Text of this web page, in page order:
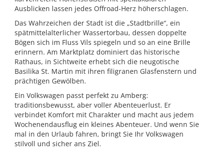
Ausblicken lassen jedes Offroad-Herz höherschlagen.
Das Wahrzeichen der Stadt ist die „Stadtbrille“, ein
spätmittelalterlicher Wassertorbau, dessen doppelte
Bögen sich im Fluss Vils spiegeln und so an eine Brille
erinnern. Am Marktplatz dominiert das historische
Rathaus, in Sichtweite erhebt sich die neugotische
Basilika St. Martin mit ihren filigranen Glasfenstern und
prächtigen Gewölben.
Ein Volkswagen passt perfekt zu Amberg:
traditionsbewusst, aber voller Abenteuerlust. Er
verbindet Komfort mit Charakter und macht aus jedem
Wochenendausflug ein kleines Abenteuer. Und wenn Sie
mal in den Urlaub fahren, bringt Sie Ihr Volkswagen
stilvoll und sicher ans Ziel.